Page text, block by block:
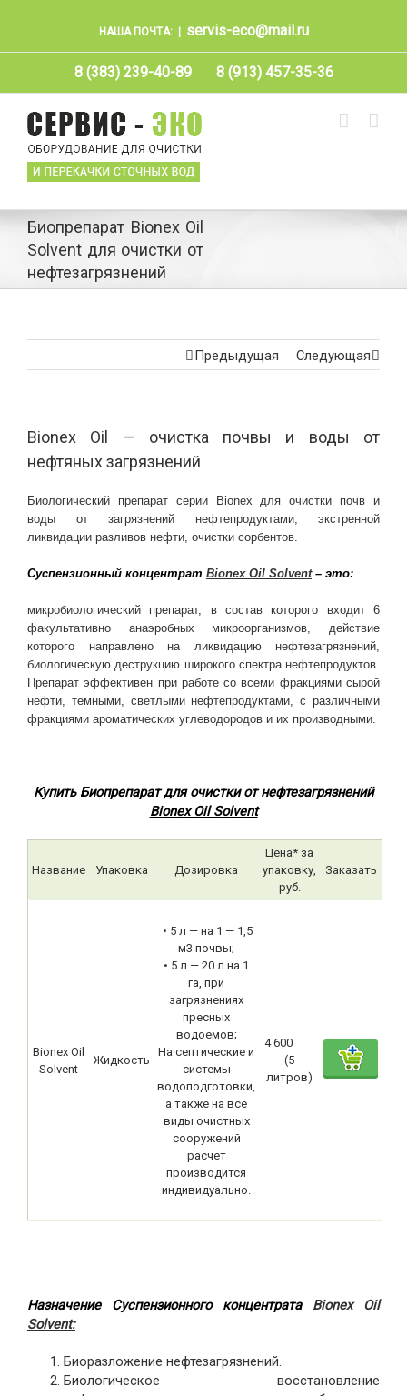
НАША ПОЧТА: servis-eco@mail.ru
8 (383) 239-40-89 8 (913) 457-35-36
Биопрепарат Bionex Oil
Solvent для очистки от
нефтезагрязнений
Предыдущая Следующая
Bionex Oil — очистка почвы и воды от
нефтяных загрязнений
Биологический препарат серии Bionex для очистки почв и
воды от загрязнений нефтепродуктами, экстренной
ликвидации разливов нефти, очистки сорбентов.
Суспензионный концентрат Bionex Oil Solvent– это:
микробиологический препарат, в состав которого входит 6
факультативно анаэробных микроорганизмов, действие
которого направлено на ликвидацию нефтезагрязнений,
биологическую деструкцию широкого спектра нефтепродуктов.
Препарат эффективен при работе со всеми фракциями сырой
нефти, темными, светлыми нефтепродуктами, с различными
фракциями ароматических углеводородов и их производными.
Купить Биопрепарат для очистки от нефтезагрязнений
Bionex Оil Solvent
Название Упаковка Дозировка
Цена* за
упаковку,
руб.
Заказать
Bionex Оil
Solvent
Жидкость
• 5 л — на 1 — 1,5
м3 почвы;
• 5 л — 20 л на 1
га, при
загрязнениях
пресных
водоемов;
На септические и
системы
водоподготовки,
а также на все
виды очистных
сооружений
расчет
производится
индивидуально.
4 600
(5
литров)
Назначение Суспензионного концентрата Bionex Oil
Solvent:
Биоразложение нефтезагрязнений.
Биологическое восстановление